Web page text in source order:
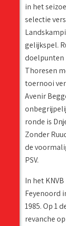
in het
selectie
gelijkspel.
doelpunten
Thoresen
toernooi
Avenir
ronde is
Zonder
de
PSV.
In het
Feyenoord
1985. Op 1
revanche